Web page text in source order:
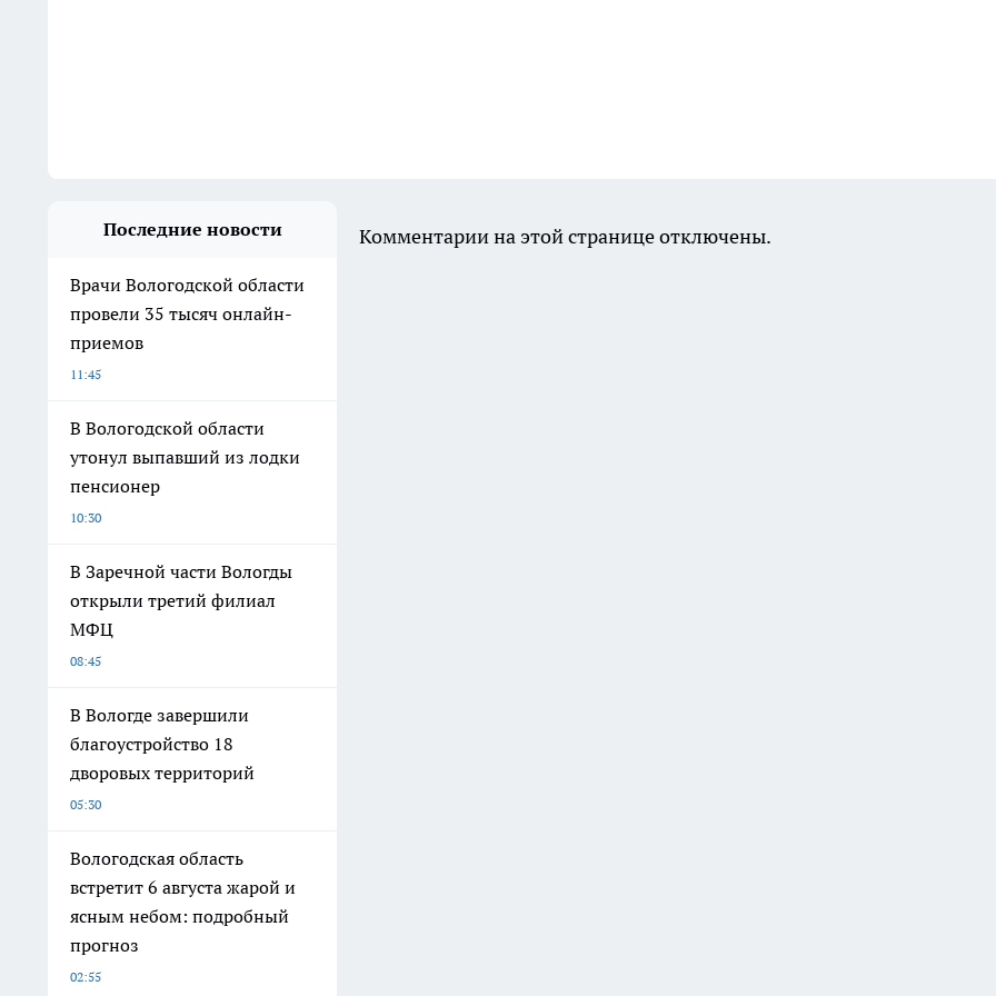
Последние новости
Врачи Вологодской области
провели 35 тысяч онлайн-
приемов
11:45
В Вологодской области
утонул выпавший из лодки
пенсионер
10:30
В Заречной части Вологды
открыли третий филиал
МФЦ
08:45
В Вологде завершили
благоустройство 18
дворовых территорий
05:30
Вологодская область
встретит 6 августа жарой и
ясным небом: подробный
прогноз
02:55
Комментарии на этой странице отключены.